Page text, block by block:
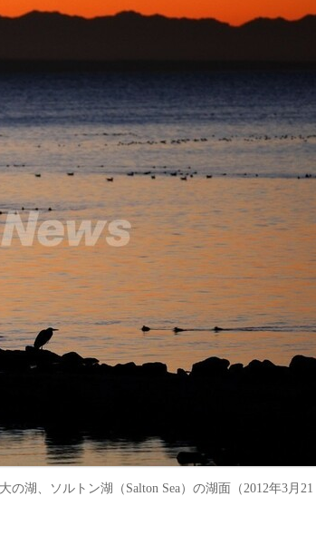
湖、ソルトン湖（Salton Sea）の湖面（2012年3月21